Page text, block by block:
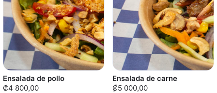
Ensalada de pollo
₡4 800,00
Ensalada de carne
₡5 000,00